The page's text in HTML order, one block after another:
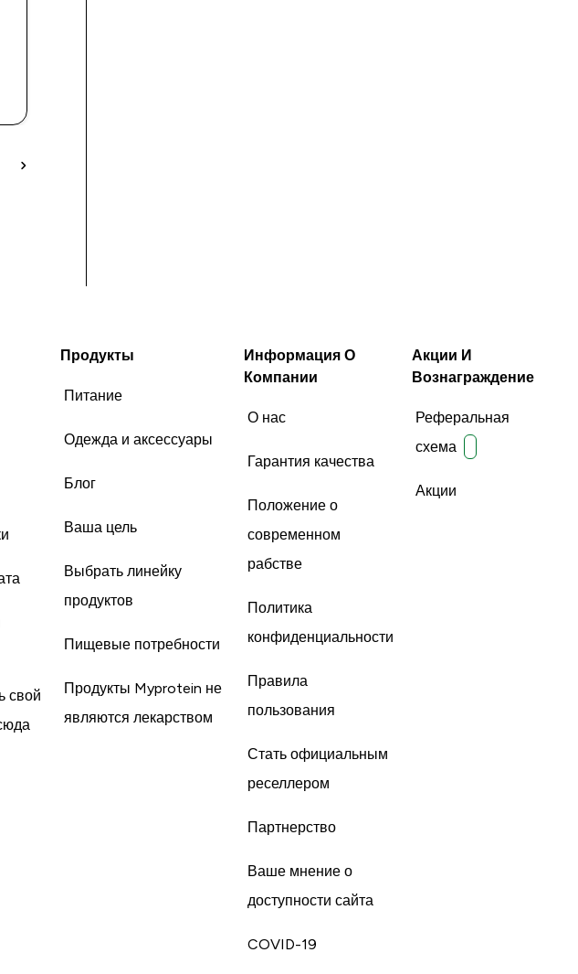
свой
Продукты
Питание
Одежда и аксессуары
Блог
Ваша цель
Выбрать линейку
продуктов
Пищевые потребности
Продукты Myprotein не
являются лекарством
Информация О
Компании
О нас
Гарантия качества
Положение о
современном
рабстве
Политика
конфиденциальности
Правила
пользования
Стать официальным
реселлером
Партнерство
Ваше мнение о
доступности сайта
COVID-19
Акции И
Вознаграждение
Реферальная
схема
Акции